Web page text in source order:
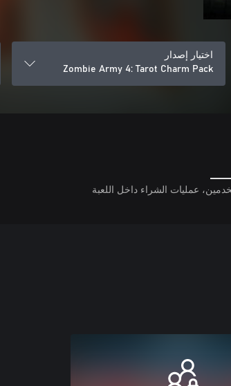
اختيار إصدار
Zombie Army 4: Tarot Charm Pack
عمليات الشراء داخل اللعبة